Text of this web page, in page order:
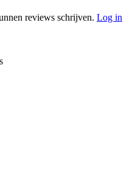
reviews schrijven. Log in